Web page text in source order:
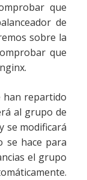
que
de
sobre la
que
han repartido
al grupo de
se modificará
se hace para
el grupo